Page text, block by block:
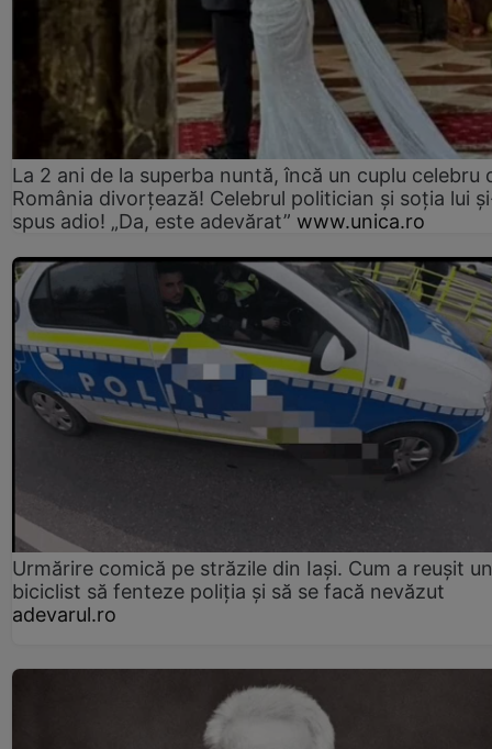
La 2 ani de la superba nuntă, încă un cuplu celebru
România divorțează! Celebrul politician și soția lui
spus adio! „Da, este adevărat” www.unica.ro
Urmărire comică pe străzile din Iași. Cum a reușit un
biciclist să fenteze poliția și să se facă nevăzut
adevarul.ro